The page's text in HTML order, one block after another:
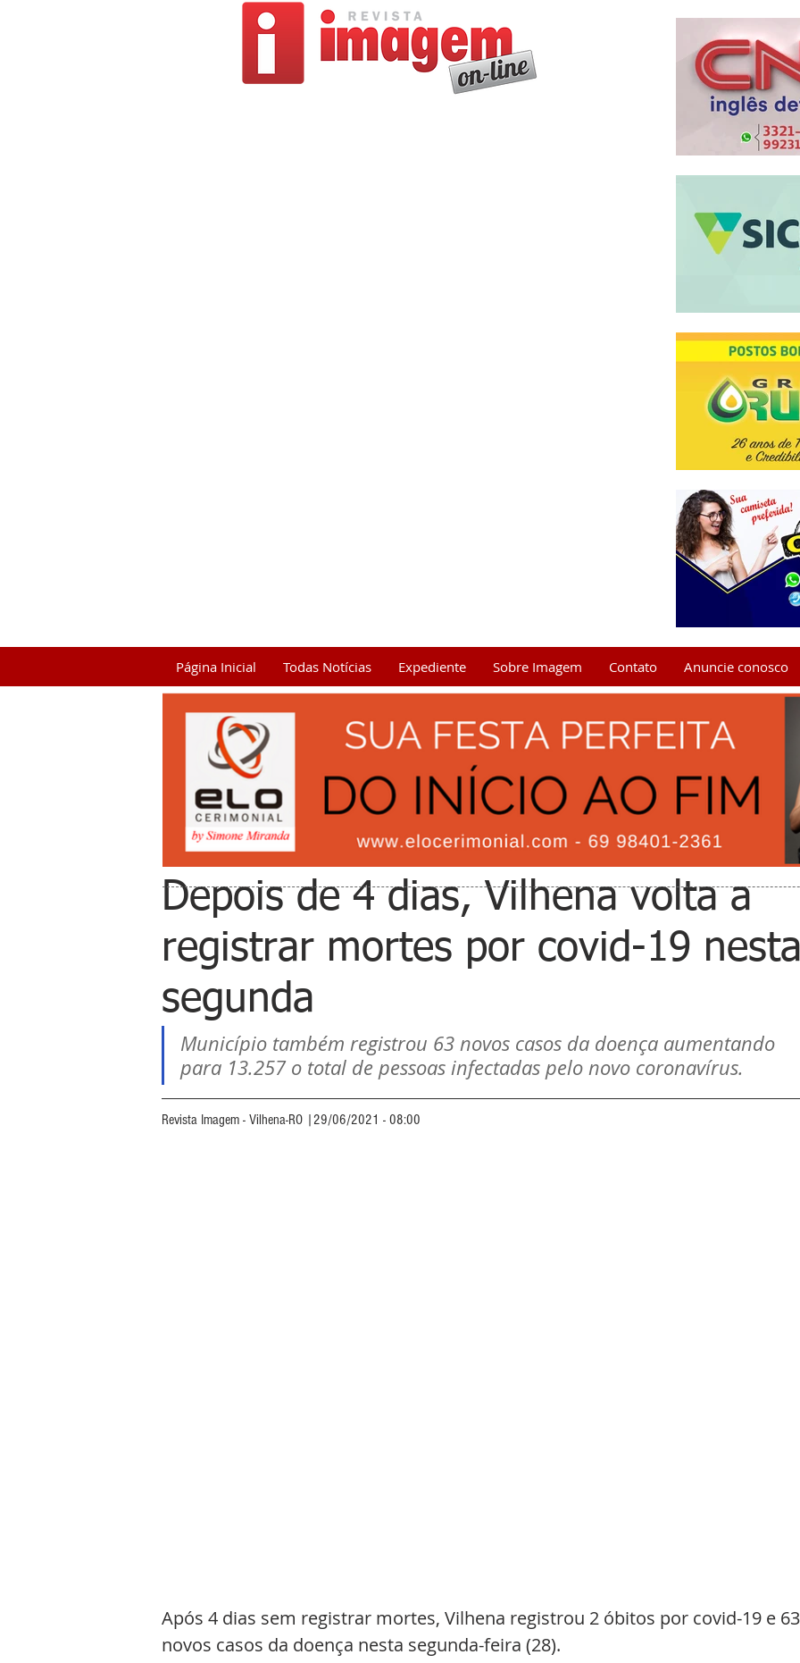
Página Inicial Todas Notícias Expediente Sobre Imagem Contato Anuncie conosco
Depois de 4 dias, Vilhena volta a
registrar mortes por covid-19
segunda
Município também registrou 63 novos casos da doença aumentando
para 13.257 o total de pessoas infectadas pelo novo coronavírus.
Revista Imagem - Vilhena-RO |29/06/2021 - 08:00
Após 4 dias sem registrar mortes, Vilhena registrou 2 óbitos por covid-19 e
novos casos da doença nesta segunda-feira (28).